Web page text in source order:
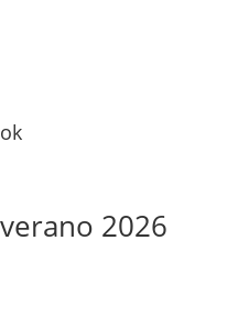
2026